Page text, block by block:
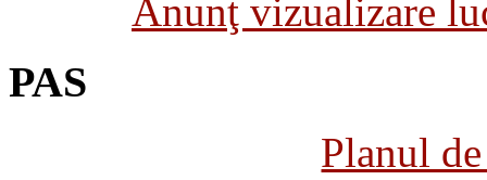
Anunţ vizualizare
PAS
Planul